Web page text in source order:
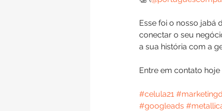
Esse foi o nosso jabá
conectar o seu
a sua história com a
Entre em contato
#celula21
#googleads